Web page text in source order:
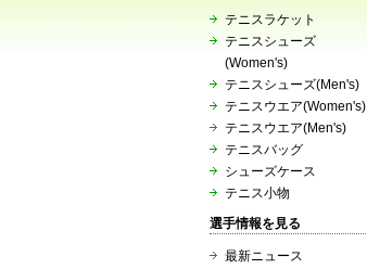
テニスラケット
テニスシューズ
(Women's)
テニスシューズ(Men's)
テニスウエア(Women's)
テニスウエア(Men's)
テニスバッグ
シューズケース
テニス小物
選手情報を見る
最新ニュース